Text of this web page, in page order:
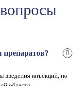
препаратов?
введения инъекций, но